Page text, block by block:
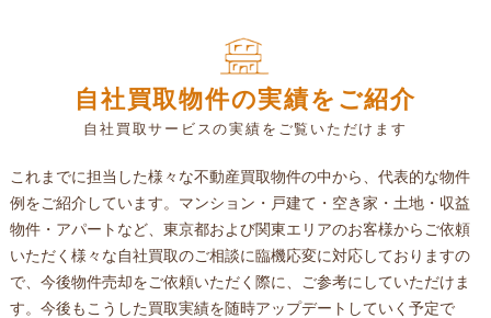
自社買取物件の実績をご紹介
自社買取サービスの実績をご覧いただけます
これまでに担当した様々な不動産買取物件の中から、代表的な物件
例をご紹介しています。マンション・戸建て・空き家・土地・収益
物件・アパートなど、東京都および関東エリアのお客様からご依頼
いただく様々な自社買取のご相談に臨機応変に対応しておりますの
で、今後物件売却をご依頼いただく際に、ご参考にしていただけま
す。今後もこうした買取実績を随時アップデートしていく予定で